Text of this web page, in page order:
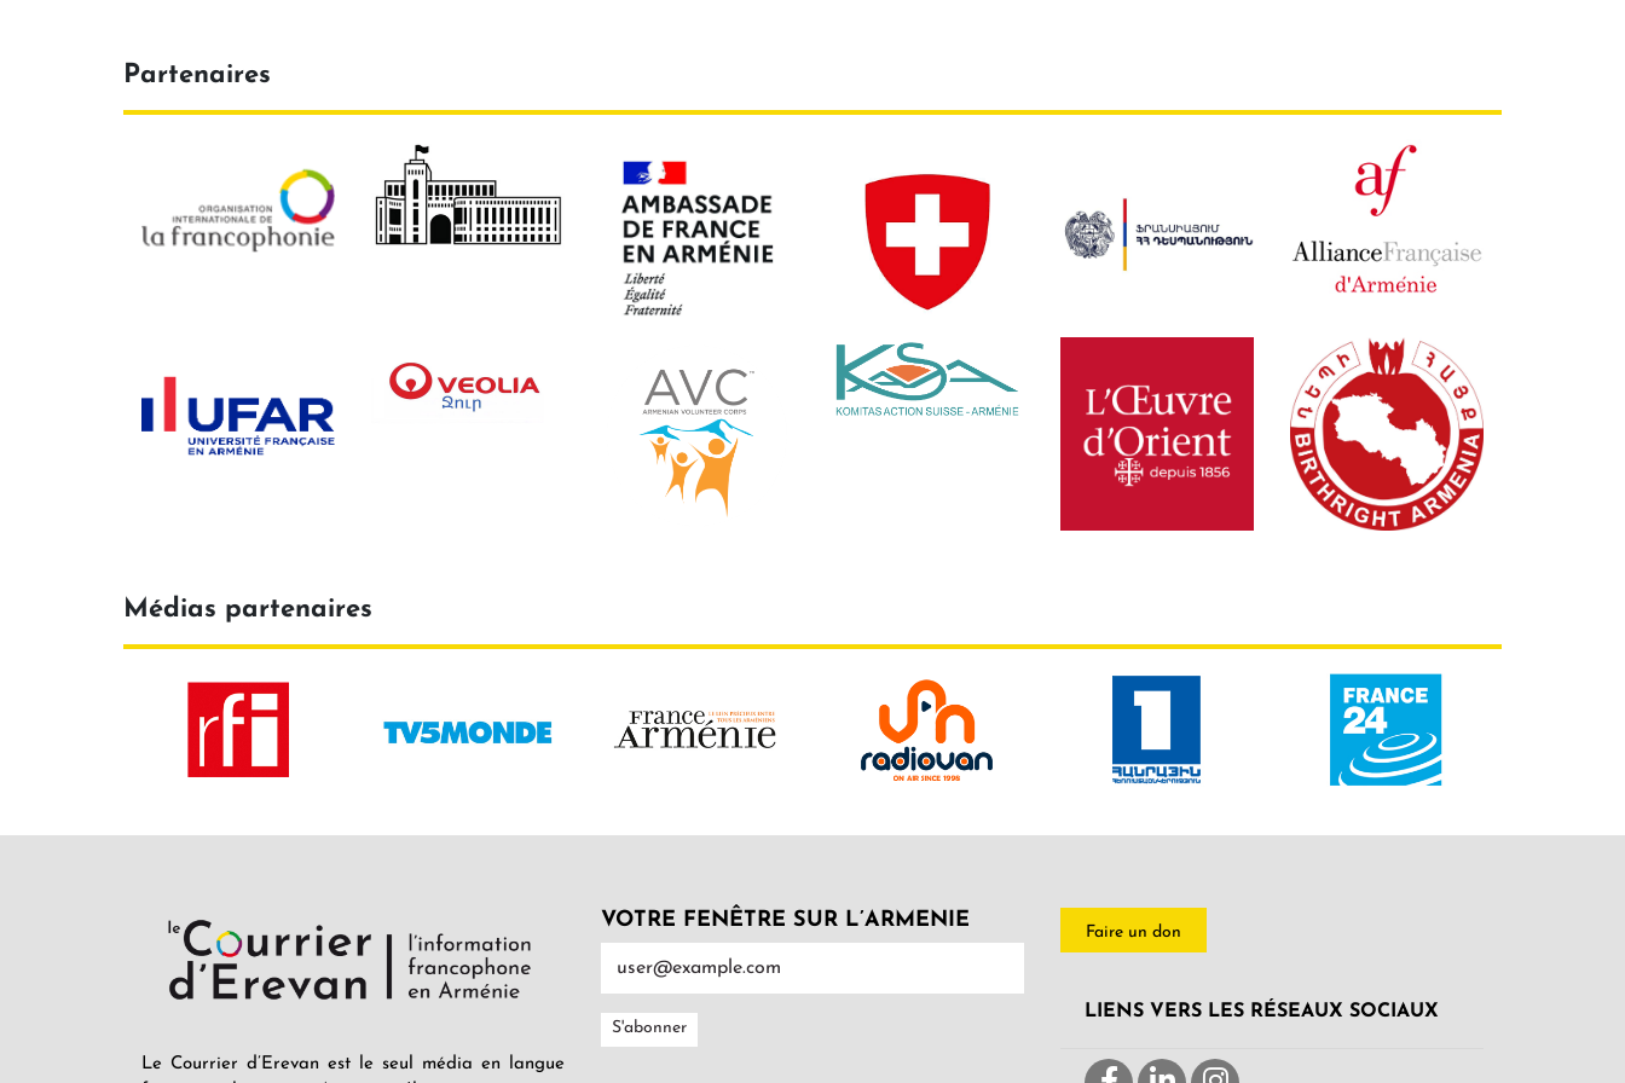
Partenaires
Médias partenaires
Le Courrier d’Erevan est le seul média en langue
VOTRE FENÊTRE SUR L’ARMENIE
Faire un don
LIENS VERS LES RÉSEAUX SOCIAUX